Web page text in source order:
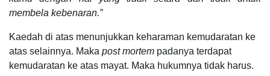
membela kebenaran.”
Kaedah di atas menunjukkan keharaman kemudaratan ke
atas selainnya. Maka post mortem padanya terdapat
kemudaratan ke atas mayat. Maka hukumnya tidak harus.